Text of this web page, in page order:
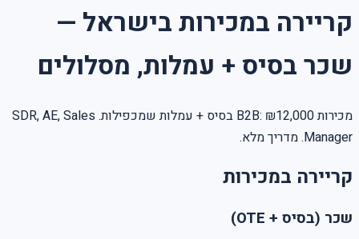
קריירה במכירות בישראל —
שכר בסיס + עמלות, מסלולים
מכירות B2B: ₪12,000 בסיס + עמלות שמכפילות. SDR, AE, Sales
Manager. מדריך מלא.
קריירה במכירות
שכר (בסיס + OTE)